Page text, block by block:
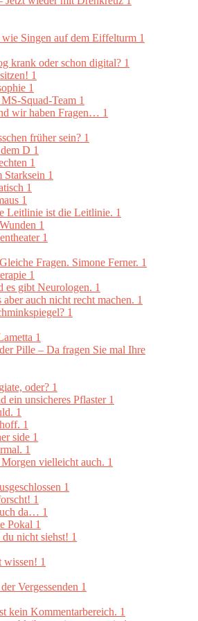
Singen auf dem Eiffelturm 1
krank oder schon digital? 1
1
1
Squad-Team 1
wir haben Fragen… 1
früher sein? 1
D 1
1
Starksein 1
1
1
Leitlinie ist die Leitlinie. 1
1
1
Fragen. Simone Ferner. 1
1
es gibt Neurologen. 1
aber auch nicht recht machen. 1
1
1
Pille – Da fragen Sie mal Ihre
oder? 1
ein unsicheres Pflaster 1
1
1
side 1
1
vielleicht auch. 1
1
1
da… 1
Pokal 1
nicht siehst! 1
wissen! 1
Vergessenden 1
kein Kommentarbereich. 1